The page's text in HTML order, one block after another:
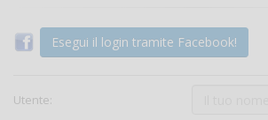
Esegui il login tramite Facebook!
Utente: